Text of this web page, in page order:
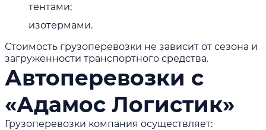
тентами;
изотермами.
Стоимость грузоперевозки не зависит от сезона и
загруженности транспортного средства.
Автоперевозки с
«Адамос Логистик»
Грузоперевозки компания осуществляет: